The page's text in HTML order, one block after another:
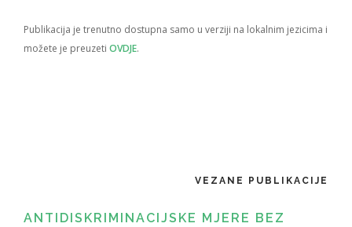
Publikacija je trenutno dostupna samo u verziji na lokalnim jezicima i
možete je preuzeti OVDJE.
VEZANE PUBLIKACIJE
ANTIDISKRIMINACIJSKE MJERE BEZ